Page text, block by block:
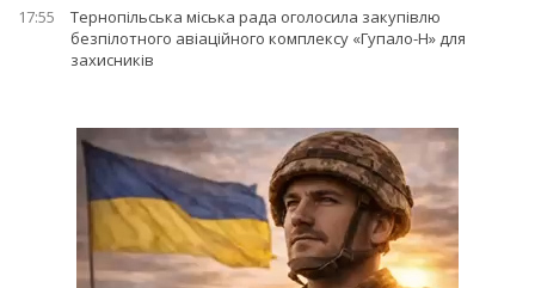
17:55
Тернопільська міська рада оголосила закупівлю
безпілотного авіаційного комплексу «Гупало-Н» для
захисників